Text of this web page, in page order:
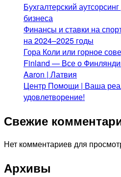
Бухгалтерский
бизнеса
Финансы и ставки на
на 2024–2025 годы
Гора Коли или горное
Finland — Все о
Aaron | Латвия
Центр Помощи | Ваша
удовлетворение!
Свежие
Нет комментариев для
Архивы